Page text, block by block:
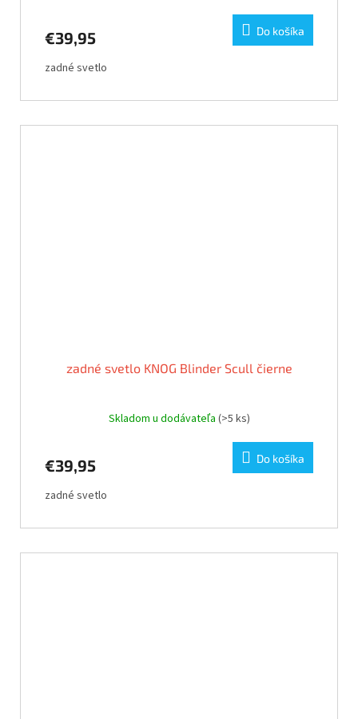
€39,95 Do košíka
zadné svetlo
zadné svetlo KNOG Blinder Scull čierne
Skladom u dodávateľa (>5 ks)
€39,95 Do košíka
zadné svetlo